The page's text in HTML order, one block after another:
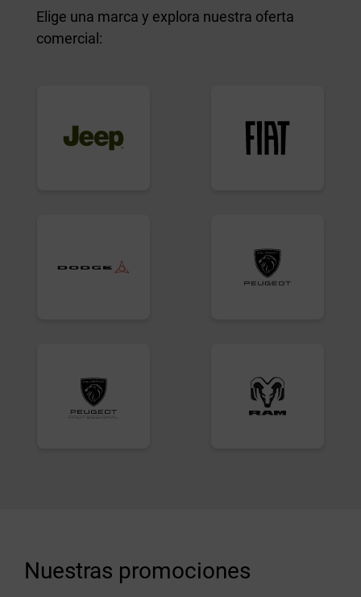
Elige una marca y explora nuestra oferta
comercial:
Nuestras promociones